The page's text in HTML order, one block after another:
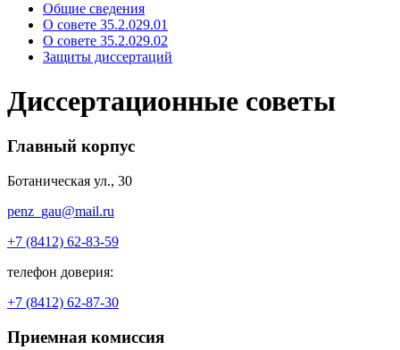
Общие сведения
О совете 35.2.029.01
О совете 35.2.029.02
Защиты диссертаций
Диссертационные советы
Главный корпус
Ботаническая ул., 30
penz_gau@mail.ru
+7 (8412) 62-83-59
телефон доверия:
+7 (8412) 62-87-30
Приемная комиссия